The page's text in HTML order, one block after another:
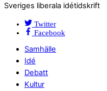
Sveriges liberala idétidskrift
Twitter
Facebook
Samhälle
Idé
Debatt
Kultur